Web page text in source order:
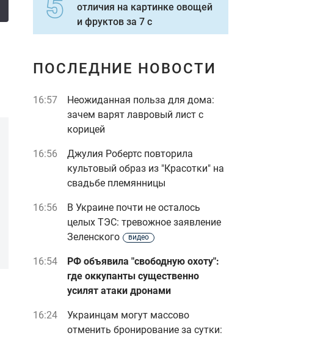
отличия на картинке овощей
и фруктов за 7 с
ПОСЛЕДНИЕ НОВОСТИ
16:57
Неожиданная польза для дома:
зачем варят лавровый лист с
корицей
16:56
Джулия Робертс повторила
культовый образ из "Красотки" на
свадьбе племянницы
16:56
В Украине почти не осталось
целых ТЭС: тревожное заявление
Зеленского
видео
16:54
РФ объявила "свободную охоту":
где оккупанты существенно
усилят атаки дронами
16:24
Украинцам могут массово
отменить бронирование за сутки: